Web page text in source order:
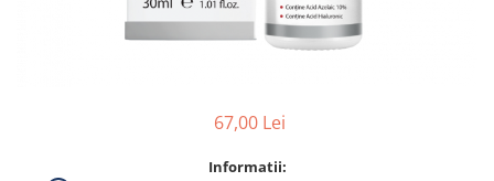
67,00 Lei
Informatii: